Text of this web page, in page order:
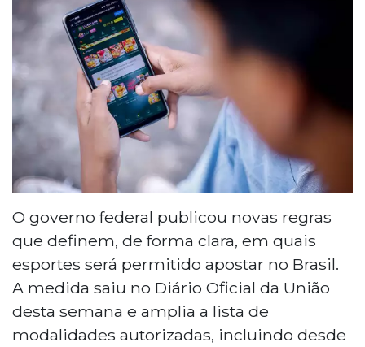
O governo federal publicou novas regras
que definem, de forma clara, em quais
esportes será permitido apostar no Brasil.
A medida saiu no Diário Oficial da União
desta semana e amplia a lista de
modalidades autorizadas, incluindo desde